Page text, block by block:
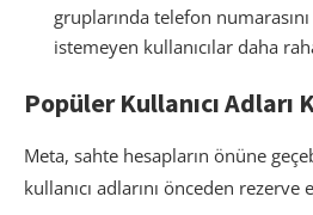
gruplarında telefon
istemeyen kullanıcılar daha
Popüler Kullanıcı Adları
Meta, sahte hesapların önüne
kullanıcı adlarını önceden rezerve